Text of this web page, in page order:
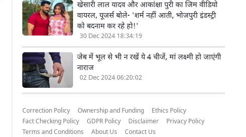
खेसारी लाल यादव और आकांक्षा पुरी का जिम वीडियो
वायरल, यूजर्स बोले- 'शर्म नहीं आती, भोजपुरी इंडस्ट्री
को बदनाम कर रहे हो!'
30 Dec 2024 18:34:19
जेब में भूल से भी न रखें ये 4 चीजें, मां लक्ष्मी हो जाएंगी
नाराज
02 Dec 2024 06:20:02
Correction Policy Ownership and Funding
Ethics Policy
Fact Checking Policy
GDPR Policy Disclaimer
Privacy Policy
Terms and Conditions
About Us Contact Us